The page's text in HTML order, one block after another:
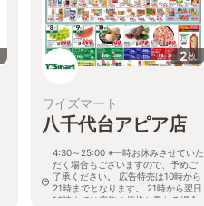
2枚
ワイズマート
八千代台アピア店
4:30～25:00 ※一時お休みさせていた
だく場合もございますので、予めご
了承ください。 広告特売は10時から
21時までとなります。 21時から翌日
10時までは広告の価格と異なる場合